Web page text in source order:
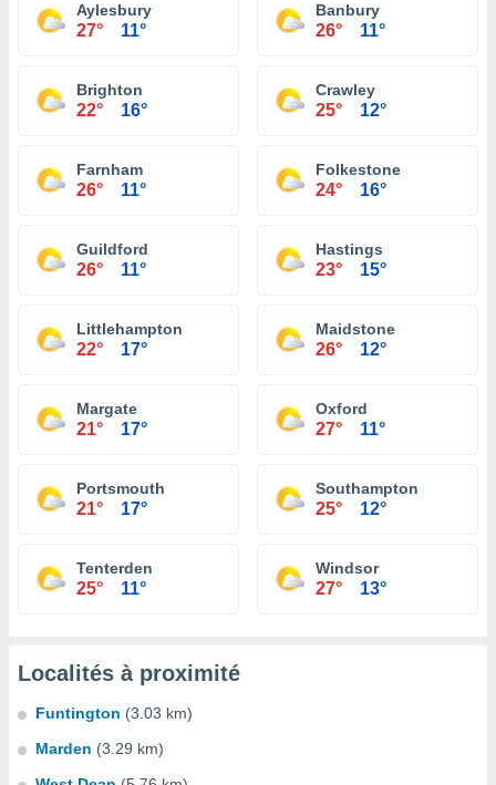
Aylesbury
27° 11°
Banbury
26° 11°
Brighton
22° 16°
Crawley
25° 12°
Farnham
26° 11°
Folkestone
24° 16°
Guildford
26° 11°
Hastings
23° 15°
Littlehampton
22° 17°
Maidstone
26° 12°
Margate
21° 17°
Oxford
27° 11°
Portsmouth
21° 17°
Southampton
25° 12°
Tenterden
25° 11°
Windsor
27° 13°
Localités à proximité
Funtington (3.03 km)
Marden (3.29 km)